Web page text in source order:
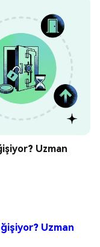
Uzman
Uzman